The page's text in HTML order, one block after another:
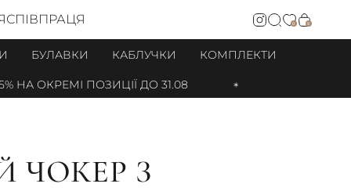
СПІВПРАЦЯ 0 0
БУЛАВКИ КАБЛУЧКИ КОМПЛЕКТИ
ОКРЕМІ ПОЗИЦІЇ ДО 31.08
ЧОКЕР З